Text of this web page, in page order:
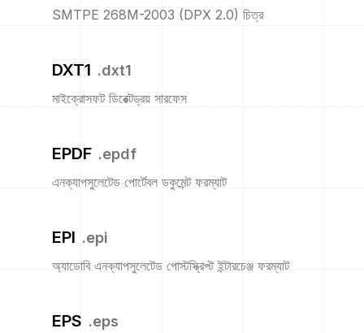
SMTPE 268M-2003 (DPX 2.0) চিত্র
DXT1 .dxt1
মাইক্রোসফট ডিরেক্টড্রয় সারফেস
EPDF .epdf
এনক্যাপসুলেটেড পোর্টেবল ডকুমেন্ট ফরম্যাট
EPI .epi
অ্যাডোবি এনক্যাপসুলেটেড পোস্টস্ক্রিপ্ট ইন্টারচেঞ্জ ফরম্যাট
EPS .eps